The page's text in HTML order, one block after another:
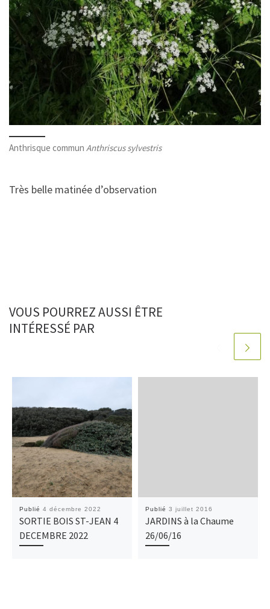
Anthrisque commun Anthriscus sylvestris
Très belle matinée d’observation
VOUS POURREZ AUSSI ÊTRE
INTÉRESSÉ PAR
Publié 4 décembre 2022
SORTIE BOIS ST-JEAN 4
DECEMBRE 2022
Publié 3 juillet 2016
JARDINS à la Chaume
26/06/16